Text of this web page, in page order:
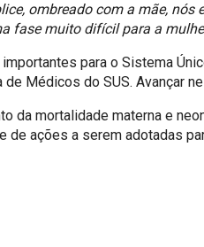
ombreado com a mãe,
fase muito difícil para a
para o Sistema
Médicos do SUS. Avançar
da mortalidade materna e
ações a serem adotadas